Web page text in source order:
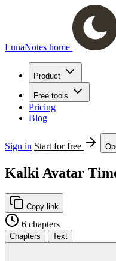
LunaNotes home
Product
Free tools
Pricing
Blog
Sign in Start for free
Kalki Avatar
Copy link
6 chapters
Chapters
Text